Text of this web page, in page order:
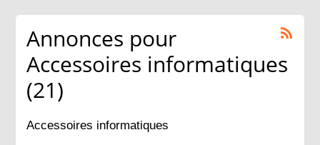
Annonces pour
Accessoires informatiques
(21)
Accessoires informatiques